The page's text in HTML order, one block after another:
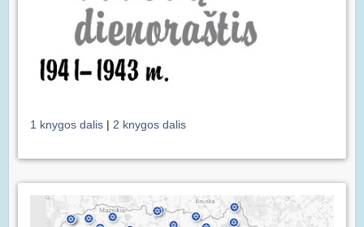
1 knygos dalis | 2 knygos dalis